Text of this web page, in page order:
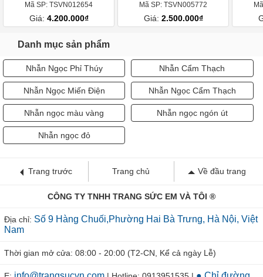
Mã SP: TSVN012654
Giá: 4.200.000₫
Mã SP: TSVN005772
Giá: 2.500.000₫
Danh mục sản phẩm
Nhẫn Ngọc Phỉ Thúy Nhẫn Cẩm Thạch
Nhẫn Ngọc Miến Điện Nhẫn Ngọc Cẩm Thạch
Nhẫn ngọc màu vàng Nhẫn ngọc ngón út
Nhẫn ngọc đỏ
Trang trước Trang chủ Về đầu trang
CÔNG TY TNHH TRANG SỨC EM VÀ TÔI ®
Địa chỉ: Số 9 Hàng Chuối,Phường Hai Bà Trưng, Hà Nội, Việt
Nam
Thời gian mở cửa: 08:00 - 20:00 (T2-CN, Kể cả ngày Lễ)